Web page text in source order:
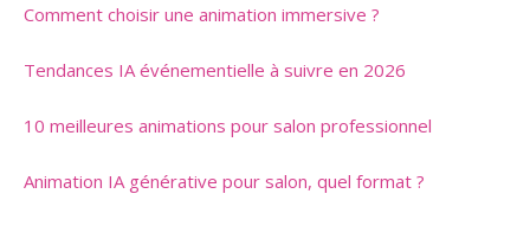
Comment choisir une animation immersive ?
Tendances IA événementielle à suivre en 2026
10 meilleures animations pour salon professionnel
Animation IA générative pour salon, quel format ?